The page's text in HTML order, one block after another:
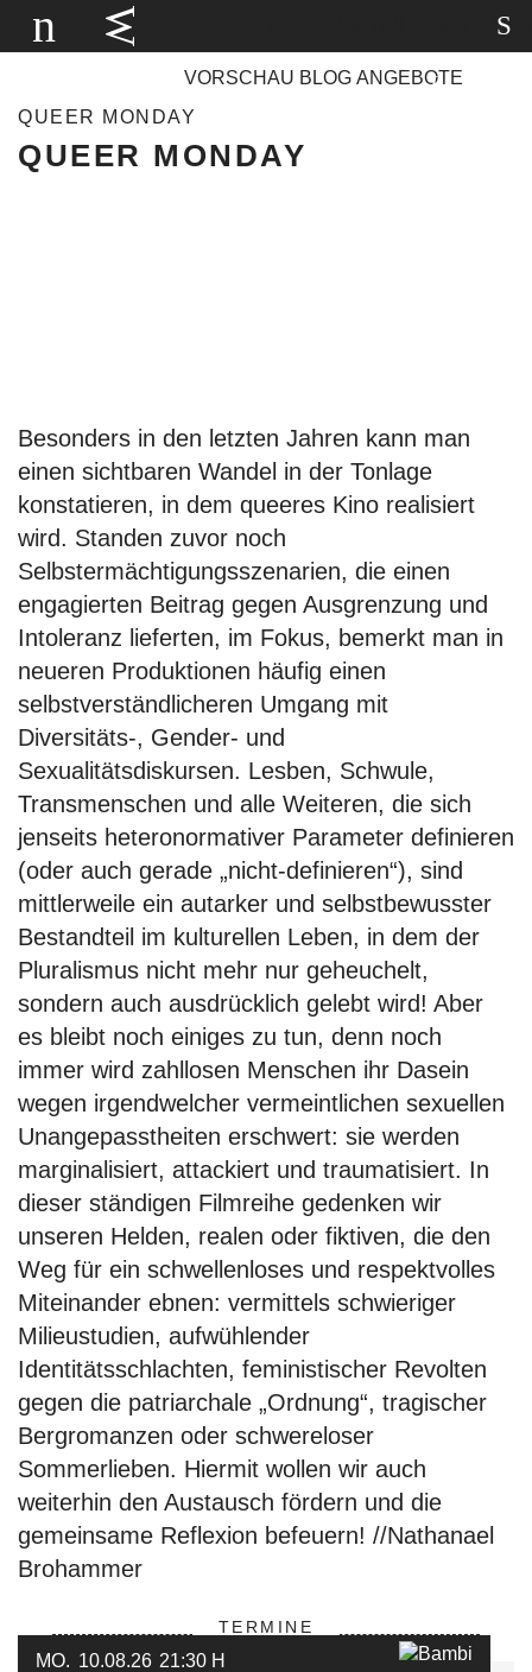
KINOS
VORSCHAU BLOG ANGEBOTE
QUEER MONDAY
QUEER MONDAY
Besonders in den letzten Jahren kann man
einen sichtbaren Wandel in der Tonlage
konstatieren, in dem queeres Kino realisiert
wird. Standen zuvor noch
Selbstermächtigungsszenarien, die einen
engagierten Beitrag gegen Ausgrenzung und
Intoleranz lieferten, im Fokus, bemerkt man in
neueren Produktionen häufig einen
selbstverständlicheren Umgang mit
Diversitäts-, Gender- und
Sexualitätsdiskursen. Lesben, Schwule,
Transmenschen und alle Weiteren, die sich
jenseits heteronormativer Parameter definieren
(oder auch gerade „nicht-definieren“), sind
mittlerweile ein autarker und selbstbewusster
Bestandteil im kulturellen Leben, in dem der
Pluralismus nicht mehr nur geheuchelt,
sondern auch ausdrücklich gelebt wird! Aber
es bleibt noch einiges zu tun, denn noch
immer wird zahllosen Menschen ihr Dasein
wegen irgendwelcher vermeintlichen sexuellen
Unangepasstheiten erschwert: sie werden
marginalisiert, attackiert und traumatisiert. In
dieser ständigen Filmreihe gedenken wir
unseren Helden, realen oder fiktiven, die den
Weg für ein schwellenloses und respektvolles
Miteinander ebnen: vermittels schwieriger
Milieustudien, aufwühlender
Identitätsschlachten, feministischer Revolten
gegen die patriarchale „Ordnung“, tragischer
Bergromanzen oder schwereloser
Sommerlieben. Hiermit wollen wir auch
weiterhin den Austausch fördern und die
gemeinsame Reflexion befeuern! //Nathanael
Brohammer
TERMINE
MO. 10.08.26 21:30 H